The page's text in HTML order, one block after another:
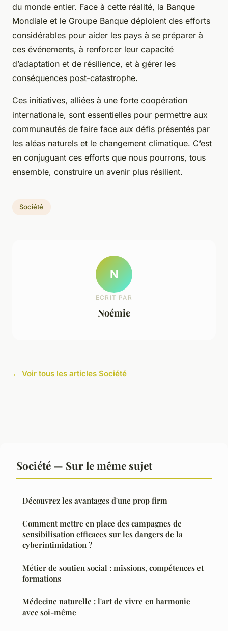
du monde entier. Face à cette réalité, la Banque
Mondiale et le Groupe Banque déploient des efforts
considérables pour aider les pays à se préparer à
ces événements, à renforcer leur capacité
d’adaptation et de résilience, et à gérer les
conséquences post-catastrophe.
Ces initiatives, alliées à une forte coopération
internationale, sont essentielles pour permettre aux
communautés de faire face aux défis présentés par
les aléas naturels et le changement climatique. C’est
en conjuguant ces efforts que nous pourrons, tous
ensemble, construire un avenir plus résilient.
Société
N
ECRIT PAR
Noémie
← Voir tous les articles Société
Société — Sur le même sujet
Découvrez les avantages d'une prop firm
Comment mettre en place des campagnes de
sensibilisation efficaces sur les dangers de la
cyberintimidation ?
Métier de soutien social : missions, compétences et
formations
Médecine naturelle : l'art de vivre en harmonie
avec soi-même